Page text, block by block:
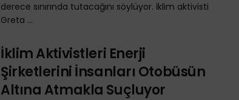
derece sınırında tutacağını söylüyor. İklim aktivisti
Greta ...
İklim Aktivistleri Enerji
Şirketlerini İnsanları Otobüsün
Altına Atmakla Suçluyor